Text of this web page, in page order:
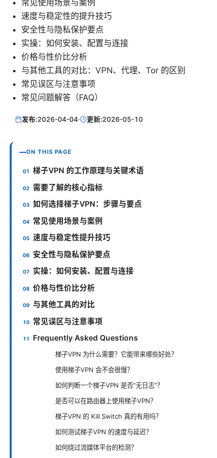
常见使用场景与案例
速度与稳定性的提升技巧
安全性与隐私保护要点
实操：如何安装、配置与连接
价格与性价比分析
与其他工具的对比：VPN、代理、Tor 的区别
常见误区与注意事项
常见问题解答（FAQ）
发布:2026-04-04· 更新:2026-05-10
ON THIS PAGE
梯子VPN 的工作原理与关键术语
需要了解的核心指标
如何选择梯子VPN：步骤与要点
常见使用场景与案例
速度与稳定性提升技巧
安全性与隐私保护要点
实操：如何安装、配置与连接
价格与性价比分析
与其他工具的对比
常见误区与注意事项
Frequently Asked Questions
梯子VPN 为什么需要？它能带来哪些好处？
使用梯子VPN 会不会很慢？
如何判断一个梯子VPN 是否“无日志”？
是否可以在路由器上使用梯子VPN？
梯子VPN 的 Kill Switch 真的有用吗？
如何测试梯子VPN 的速度与延迟？
如何绕过流媒体平台的检测？